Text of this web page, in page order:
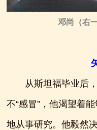
邓尚（右
从斯坦福毕业后，
不“感冒”，他渴望着
地从事研究。他毅然